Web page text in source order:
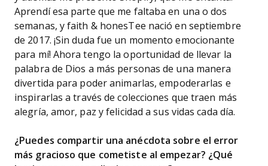
Aprendí esa parte que me faltaba en una o dos
semanas, y faith & honesTee nació en septiembre
de 2017. ¡Sin duda fue un momento emocionante
para mí! Ahora tengo la oportunidad de llevar la
palabra de Dios a más personas de una manera
divertida para poder animarlas, empoderarlas e
inspirarlas a través de colecciones que traen más
alegría, amor, paz y felicidad a sus vidas cada día.
¿Puedes compartir una anécdota sobre el error
más gracioso que cometiste al empezar? ¿Qué